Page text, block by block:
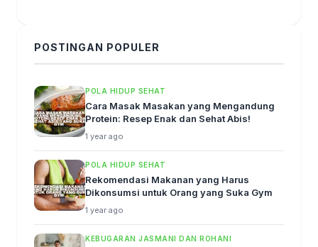
POSTINGAN POPULER
POLA HIDUP SEHAT
Cara Masak Masakan yang Mengandung
Protein: Resep Enak dan Sehat Abis!
1 year ago
POLA HIDUP SEHAT
Rekomendasi Makanan yang Harus
Dikonsumsi untuk Orang yang Suka Gym
1 year ago
KEBUGARAN JASMANI DAN ROHANI